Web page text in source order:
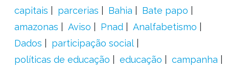
capitais
parcerias Bahia
Bate papo
amazonas
Aviso Pnad
Analfabetismo
Dados
participação social
políticas de educação
educação
campanha